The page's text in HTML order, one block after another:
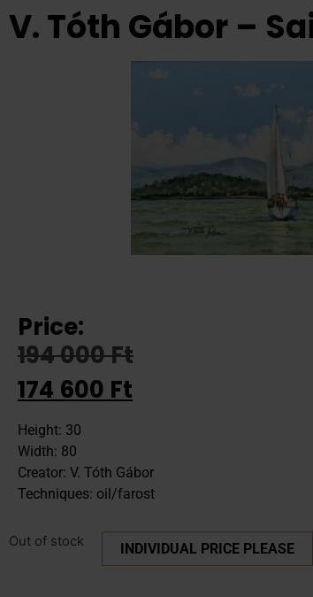
V. Tóth Gábor –
Price:
194 000Ft
174 600 Ft
Height: 30
Width: 80
Creator: V. Tóth Gábor
Techniques: oil/farost
Out of stock INDIVIDUAL PRICE PLEASE